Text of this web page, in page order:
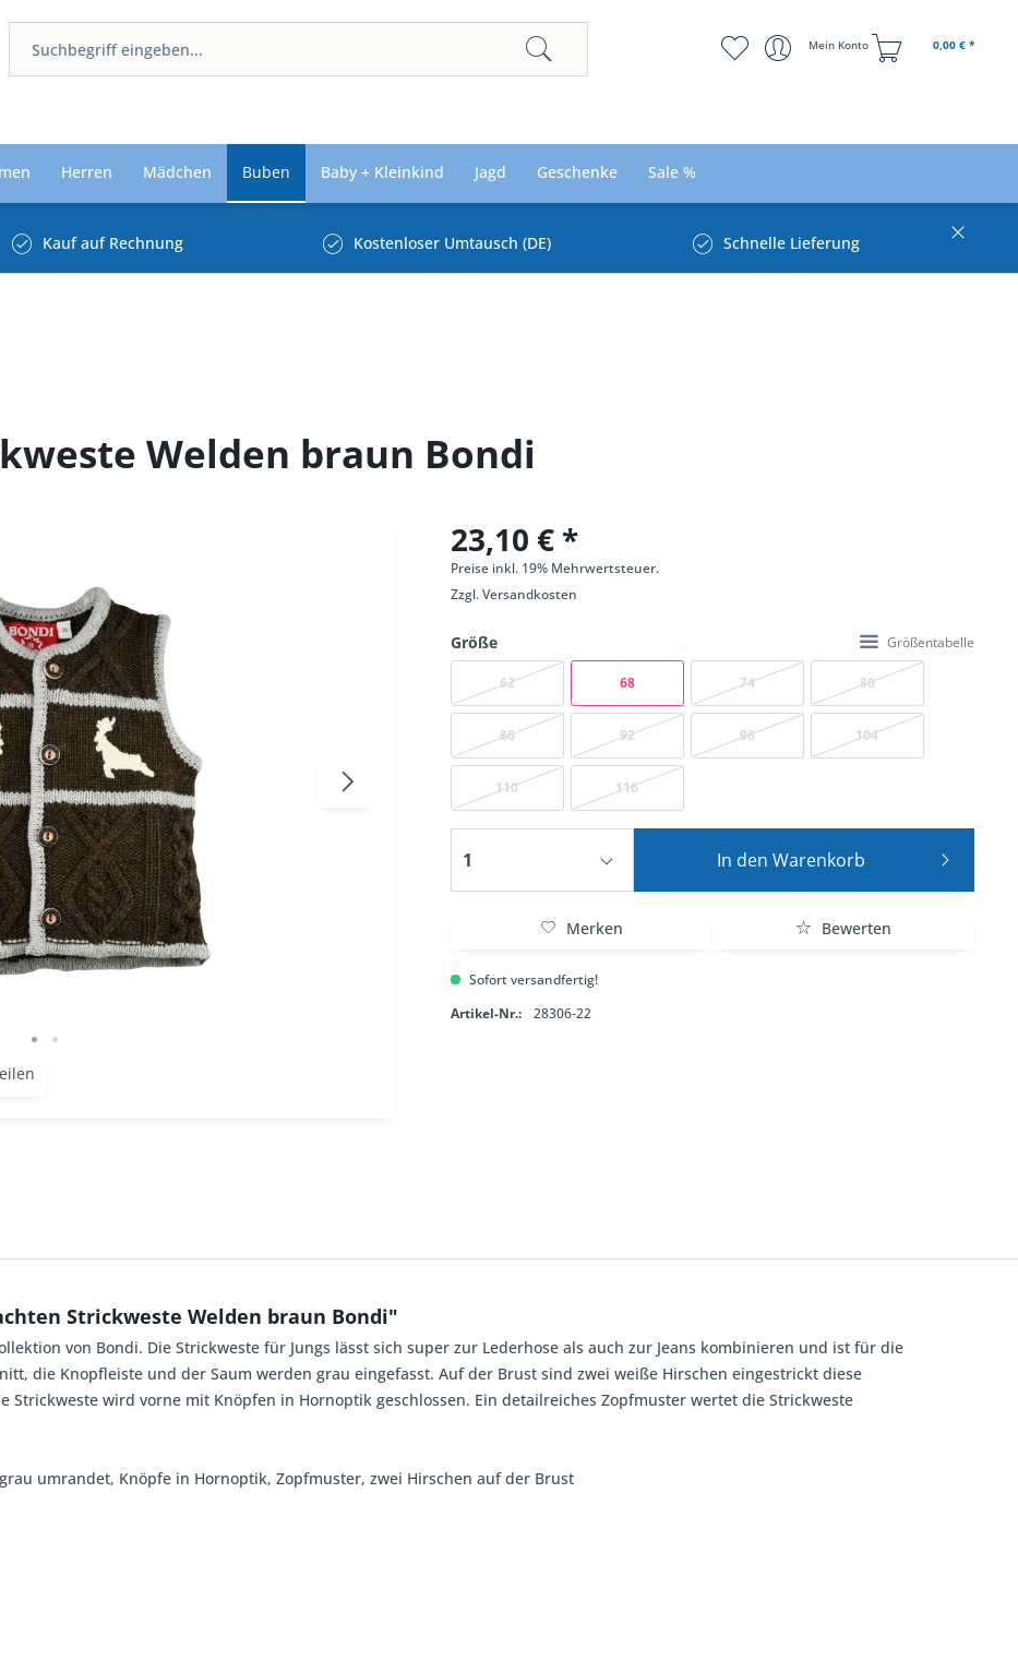
Mein Konto 0,00 € *
Herren Mädchen Buben Baby + Kleinkind Jagd Geschenke Sale %
Kauf auf Rechnung Kostenloser Umtausch (DE) Schnelle Lieferung
Welden braun Bondi
23,10 € *
Preise inkl. 19% Mehrwertsteuer.
Zzgl.Versandkosten
Größe Größentabelle
62 68 74 80
86 92 98 104
110 116
In den Warenkorb
Merken Bewerten
Sofort versandfertig!
Artikel-Nr.:
28306-22
Strickweste Welden braun Bondi"
von Bondi. Die Strickweste für Jungs lässt sich super zur Lederhose als auch zur Jeans kombinieren und ist für die
die Knopfleiste und der Saum werden grau eingefasst. Auf der Brust sind zwei weiße Hirschen eingestrickt diese
Strickweste wird vorne mit Knöpfen in Hornoptik geschlossen. Ein detailreiches Zopfmuster wertet die Strickweste
umrandet, Knöpfe in Hornoptik, Zopfmuster, zwei Hirschen auf der Brust